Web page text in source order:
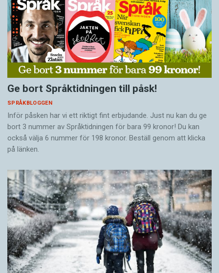
Ge bort Språktidningen till påsk!
SPRÅKBLOGGEN
Inför påsken har vi ett riktigt fint erbjudande. Just nu kan du ge
bort 3 nummer av Språktidningen för bara 99 kronor! Du kan
också välja 6 nummer för 198 kronor. Beställ genom att klicka
på länken.